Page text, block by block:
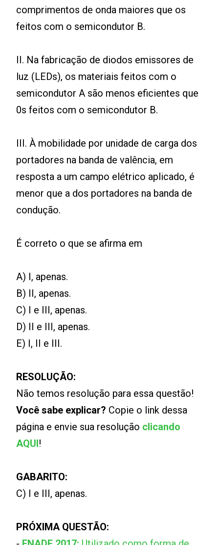
comprimentos de onda maiores que os
feitos com o semicondutor B.
II. Na fabricação de diodos emissores de
luz (LEDs), os materiais feitos com o
semicondutor A são menos eficientes que
0s feitos com o semicondutor B.
III. À mobilidade por unidade de carga dos
portadores na banda de valência, em
resposta a um campo elétrico aplicado, é
menor que a dos portadores na banda de
condução.
É correto o que se afirma em
A) I, apenas.
B) II, apenas.
C) I e III, apenas.
D) II e III, apenas.
E) I, II e III.
RESOLUÇÃO:
Não temos resolução para essa questão!
Você sabe explicar? Copie o link dessa
página e envie sua resolução clicando
AQUI!
GABARITO:
C) I e III, apenas.
PRÓXIMA QUESTÃO: